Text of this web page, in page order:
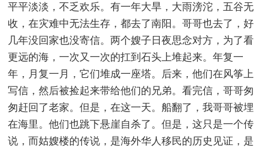
平平淡淡，不乏欢乐。有一年大旱，大雨滂沱，五谷无
收，在灾难中无法生存，都去了南阳。哥哥也去了，好
几年没回家也没寄信。两个嫂子日夜思念对方，为了看
更远的海，一次又一次的扛到石头上堆起来。年复一
年，月复一月，它们堆成一座塔。后来，他们在风筝上
写信，然后被捡起来带给他们的兄弟。看完信，哥哥匆
匆赶回了老家。但是，在这一天。船翻了，我哥哥被埋
在海里。他们也跳下悬崖自杀了。但是，这只是一个传
说，而姑嫂楼的传说，是海外华人移民的历史见证，是